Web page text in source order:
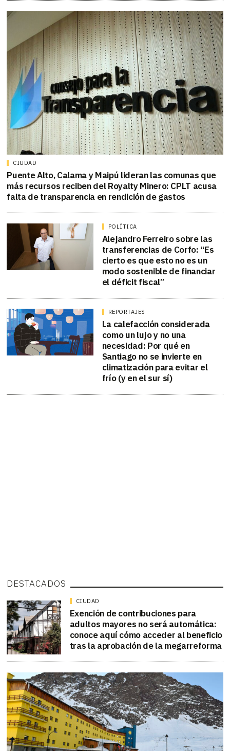
CIUDAD
Puente Alto, Calama y Maipú lideran las comunas que
más recursos reciben del Royalty Minero: CPLT acusa
falta de transparencia en rendición de gastos
POLÍTICA
Alejandro Ferreiro sobre las
transferencias de Corfo: “Es
cierto es que esto no es un
modo sostenible de financiar
el déficit fiscal”
REPORTAJES
La calefacción considerada
como un lujo y no una
necesidad: Por qué en
Santiago no se invierte en
climatización para evitar el
frío (y en el sur sí)
DESTACADOS
CIUDAD
Exención de contribuciones para
adultos mayores no será automática:
conoce aquí cómo acceder al beneficio
tras la aprobación de la megarreforma